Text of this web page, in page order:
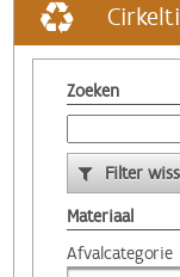
Zoeken
Filter
Materiaal
Afvalcategorie